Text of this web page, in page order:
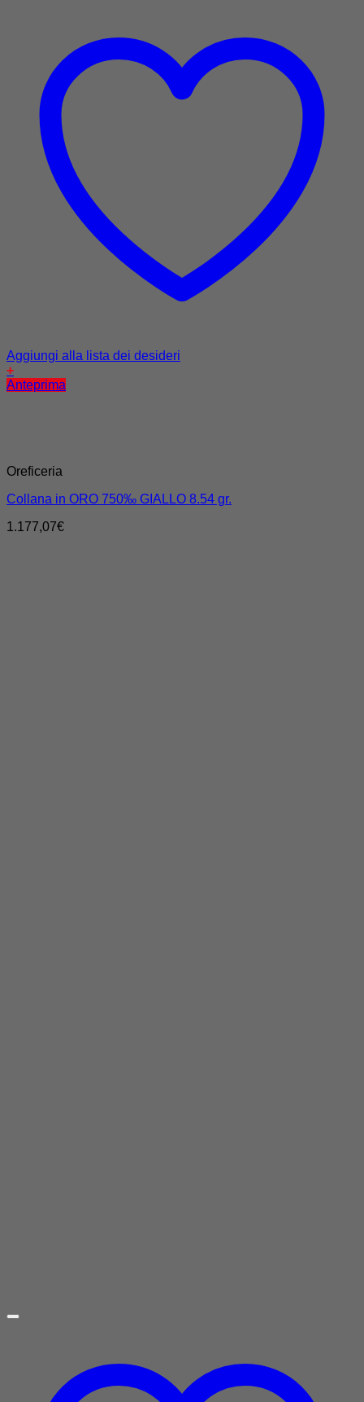
Aggiungi alla lista dei desideri
+
Anteprima
Oreficeria
Collana in ORO 750‰ GIALLO 8.54 gr.
1.177,07€